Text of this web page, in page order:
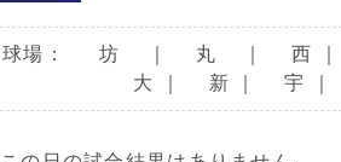
球場： 坊 丸 西
大
新 宇